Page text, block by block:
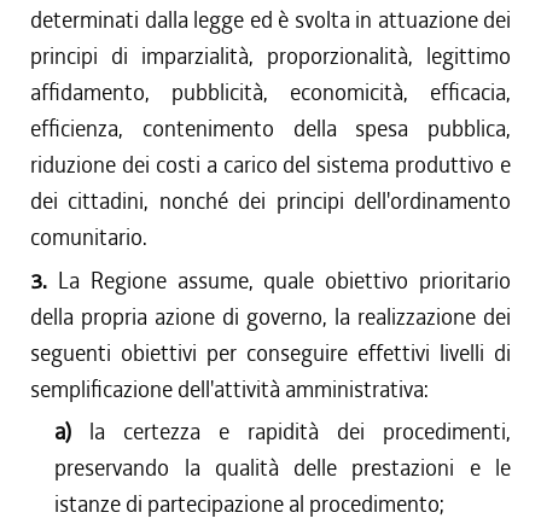
determinati dalla legge ed è svolta in attuazione dei
principi di imparzialità, proporzionalità, legittimo
affidamento, pubblicità, economicità, efficacia,
efficienza, contenimento della spesa pubblica,
riduzione dei costi a carico del sistema produttivo e
dei cittadini, nonché dei principi dell'ordinamento
comunitario.
3. La Regione assume, quale obiettivo prioritario
della propria azione di governo, la realizzazione dei
seguenti obiettivi per conseguire effettivi livelli di
semplificazione dell'attività amministrativa:
a) la certezza e rapidità dei procedimenti,
preservando la qualità delle prestazioni e le
istanze di partecipazione al procedimento;